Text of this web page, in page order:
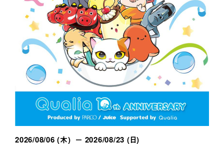
2026/08/06 (木) － 2026/08/23 (日)